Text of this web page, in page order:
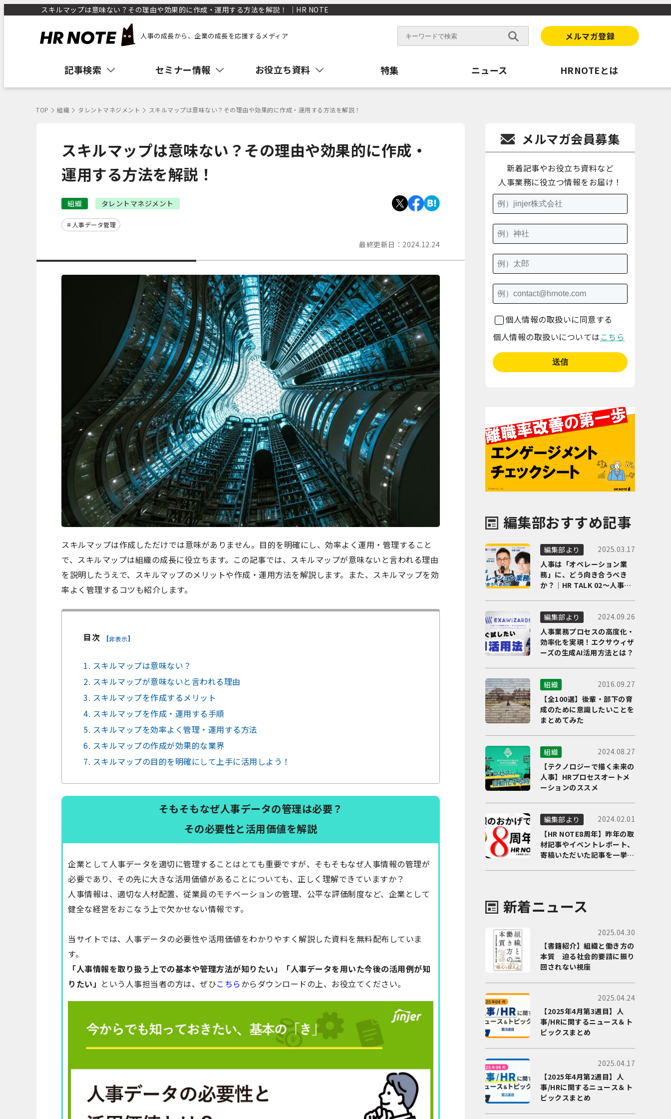
スキルマップは意味ない？その理由や効果的に作成・運用する方法を解説！ ｜HR NOTE
人事の成長から、企業の成長を応援するメディア メルマガ登録
記事検索 セミナー情報 お役立ち資料 特集 ニュース HRNOTEとは
TOP 組織 タレントマネジメント スキルマップは意味ない？その理由や効果的に作成・運用する方法を解説！
スキルマップは意味ない？その理由や効果的に作成・
運用する方法を解説！
組織 タレントマネジメント
人事データ管理
最終更新日： 2024.12.24
スキルマップは作成しただけでは意味がありません。目的を明確にし、効率よく運用・管理すること
で、スキルマップは組織の成長に役立ちます。この記事では、スキルマップが意味ないと言われる理由
を説明したうえで、スキルマップのメリットや作成・運用方法を解説します。また、スキルマップを効
率よく管理するコツも紹介します。
目次 [非表示]
1. スキルマップは意味ない？
2. スキルマップが意味ないと言われる理由
3. スキルマップを作成するメリット
4. スキルマップを作成・運用する手順
5. スキルマップを効率よく管理・運用する方法
6. スキルマップの作成が効果的な業界
7. スキルマップの目的を明確にして上手に活用しよう！
そもそもなぜ人事データの管理は必要？
その必要性と活用価値を解説
企業として人事データを適切に管理することはとても重要ですが、 そもそもなぜ人事情報の管理が
必要であり、その先に大きな活用価値があることについても、正しく理解できていますか？
人事情報は、適切な人材配置、従業員のモチベーションの管理、公平な評価制度など、企業として
健全な経営をおこなう上で欠かせない情報です。
当サイトでは、人事データの必要性や活用価値をわかりやすく解説した資料を無料配布していま
す。
「人事情報を取り扱う上での基本や管理方法が知りたい」「人事データを用いた今後の活用例が知
りたい」 という人事担当者の方は、ぜひこちらからダウンロードの上、お役立てください。
メルマガ会員募集
新着記事やお役立ち資料など
人事業務に役立つ情報をお届け！
個人情報の取扱いに同意する
個人情報の取扱いについては こちら
編集部おすすめ記事
編集部より
2025.03.17
人事は「オペレーション業
務」に、どう向き合うべき
か？｜HR TALK 02～人事DX
編集部より
2024.09.26
人事業務プロセスの高度化・
効率化を実現！エクサウィザ
ーズの生成AI活用方法とは？
組織
2016.09.27
【全100選】後輩・部下の育
成のために意識したいことを
まとめてみた
組織
2024.08.27
【テクノロジーで描く未来の
人事】HRプロセスオートメ
ーションのススメ
編集部より
2024.02.01
【HR NOTE8周年】昨年の取
材記事やイベントレポート、
寄稿いただいた記事を一挙に
新着ニュース
2025.04.30
【書籍紹介】組織と働き方の
本質 迫る社会的要請に振り
回されない視座
2025.04.24
【2025年4月第3週目】人
事/HRに関するニュース＆ト
ピックスまとめ
2025.04.17
【2025年4月第2週目】人
事/HRに関するニュース＆ト
ピックスまとめ